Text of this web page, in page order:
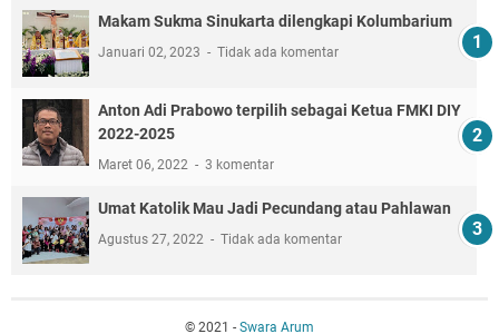
Makam Sukma Sinukarta dilengkapi Kolumbarium
Januari 02, 2023 Tidak ada komentar
Anton Adi Prabowo terpilih sebagai Ketua FMKI DIY
2022-2025
Maret 06, 2022 3 komentar
Umat Katolik Mau Jadi Pecundang atau Pahlawan
Agustus 27, 2022 Tidak ada komentar
© 2021 - Swara Arum